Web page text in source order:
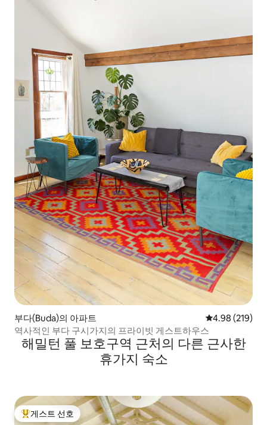
부다(Buda)의 아파트 평점 4.98점(5
4.98 (219)
역사적인 부다 구시가지의 프라이빗 게스트하우스
해밀턴 풀 보호구역 근처의 다른 근사한
휴가지 숙소
상위 게스트 선호
게스트 선호